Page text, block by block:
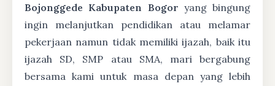
Bojonggede Kabupaten Bogor yang bingung
ingin melanjutkan pendidikan atau melamar
pekerjaan namun tidak memiliki ijazah, baik itu
ijazah SD, SMP atau SMA, mari bergabung
bersama kami untuk masa depan yang lebih